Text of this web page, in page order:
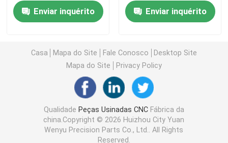
computador com
tolerância ± 0,01 mm
Enviar inquérito
de Alta Precisão para
Equipamentos de
Revestimento
Enviar inquérito
Casa Mapa do Site Fale Conosco
Desktop Site
Mapa do Site
Privacy Policy
Qualidade Peças Usinadas CNCFábrica da
china.Copyright © 2026 Huizhou City Yuan
Wenyu Precision Parts Co., Ltd.. All Rights
Reserved.